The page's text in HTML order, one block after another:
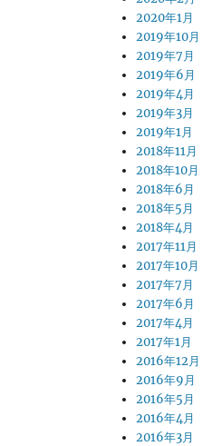
2020年1月
2019年10月
2019年7月
2019年6月
2019年4月
2019年3月
2019年1月
2018年11月
2018年10月
2018年6月
2018年5月
2018年4月
2017年11月
2017年10月
2017年7月
2017年6月
2017年4月
2017年1月
2016年12月
2016年9月
2016年5月
2016年4月
2016年3月